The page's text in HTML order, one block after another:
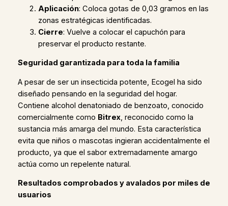
Aplicación: Coloca gotas de 0,03 gramos en las
zonas estratégicas identificadas.
Cierre: Vuelve a colocar el capuchón para
preservar el producto restante.
Seguridad garantizada para toda la familia
A pesar de ser un insecticida potente, Ecogel ha sido
diseñado pensando en la seguridad del hogar.
Contiene alcohol denatoniado de benzoato, conocido
comercialmente como Bitrex, reconocido como la
sustancia más amarga del mundo. Esta característica
evita que niños o mascotas ingieran accidentalmente el
producto, ya que el sabor extremadamente amargo
actúa como un repelente natural.
Resultados comprobados y avalados por miles de
usuarios